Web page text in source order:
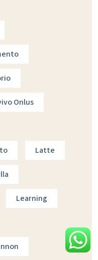
Onlus
Latte
Learning